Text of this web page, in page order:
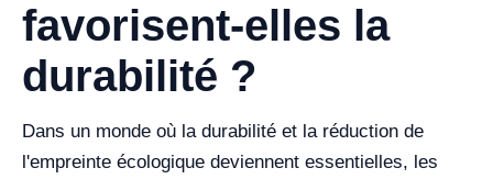
favorisent-elles la
durabilité ?
Dans un monde où la durabilité et la réduction de
l'empreinte écologique deviennent essentielles, les